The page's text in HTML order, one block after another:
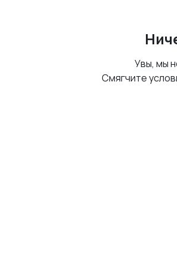
Увы, мы
Смягчите